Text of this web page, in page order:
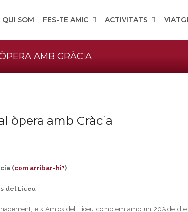
QUI SOM FES-TE AMIC ACTIVITATS
AMB GRÀCIA
òpera amb Gràcia
(com arribar-hi?)
del Liceu
els Amics del Liceu comptem amb un 20% de